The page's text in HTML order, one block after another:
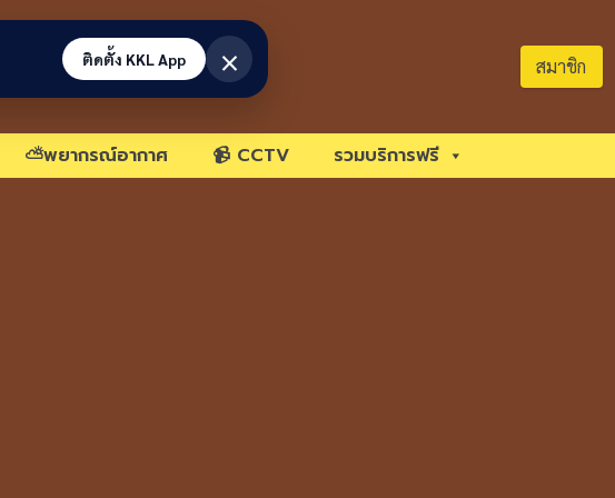
สมาชิก
⛅พยากรณ์อากาศ 📹 CCTV รวมบริการฟรี
ติดตั้ง KKL App ×